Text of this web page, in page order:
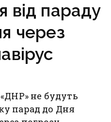
від параду
через
не будуть
парад до Дня